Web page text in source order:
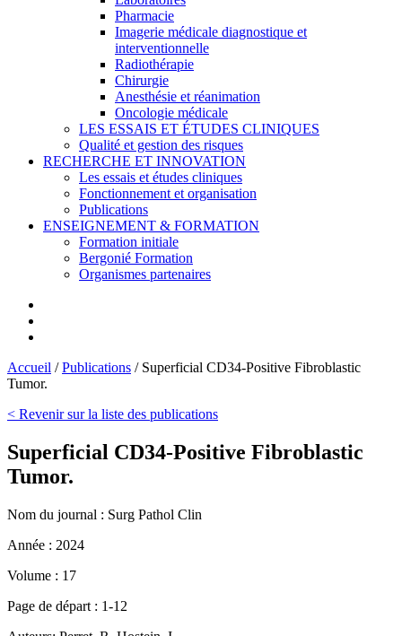
Pharmacie
Imagerie médicale diagnostique et
interventionnelle
Radiothérapie
Chirurgie
Anesthésie et réanimation
Oncologie médicale
LES ESSAIS ET ÉTUDES CLINIQUES
Qualité et gestion des risques
RECHERCHE ET INNOVATION
Les essais et études cliniques
Fonctionnement et organisation
Publications
ENSEIGNEMENT & FORMATION
Formation initiale
Bergonié Formation
Organismes partenaires
Accueil /Publications / Superficial CD34-Positive Fibroblastic
Tumor.
< Revenir sur la liste des publications
Superficial CD34-Positive Fibroblastic
Tumor.
Nom du journal : Surg Pathol Clin
Année : 2024
Volume : 17
Page de départ : 1-12